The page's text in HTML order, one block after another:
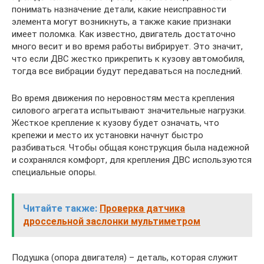
понимать назначение детали, какие неисправности
элемента могут возникнуть, а также какие признаки
имеет поломка. Как известно, двигатель достаточно
много весит и во время работы вибрирует. Это значит,
что если ДВС жестко прикрепить к кузову автомобиля,
тогда все вибрации будут передаваться на последний.
Во время движения по неровностям места крепления
силового агрегата испытывают значительные нагрузки.
Жесткое крепление к кузову будет означать, что
крепежи и место их установки начнут быстро
разбиваться. Чтобы общая конструкция была надежной
и сохранялся комфорт, для крепления ДВС используются
специальные опоры.
Читайте также: Проверка датчика
дроссельной заслонки мультиметром
Подушка (опора двигателя) – деталь, которая служит